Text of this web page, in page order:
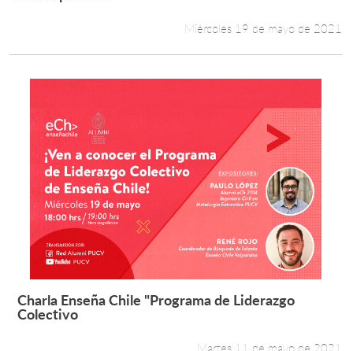
Miércoles 19 de mayo de 2021
Leer más +
Charla Enseña Chile "Programa de Liderazgo
Colectivo
Martes 11 de mayo de 2021